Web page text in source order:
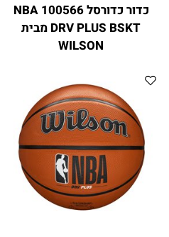
כדור כדורסל 100566 NBA
DRV PLUS BSKT מבית
WILSON